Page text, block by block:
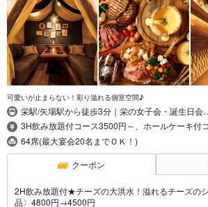
可愛いが止まらない！彩り溢れる個室空間♪
栄駅/矢場駅から徒歩3分｜栄の女子会・誕生日会
3H飲み放題付コース3500円～、ホールケーキ付
64席(最大宴会20名までＯＫ！)
クーポン
2H飲み放題付★チーズの大洪水！溢れるチーズの
品〉4800円→4500円